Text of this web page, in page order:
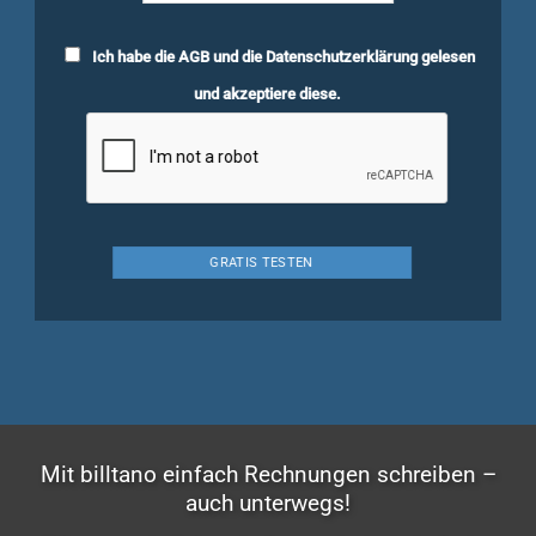
Ich habe dieAGBund die Datenschutzerklärunggelesen
und akzeptiere diese.
Mit billtano einfach Rechnungen schreiben –
auch unterwegs!